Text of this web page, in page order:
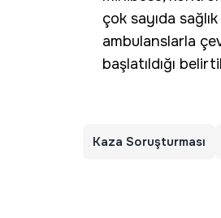
çok sayıda
ambulanslarla
başlatıldığı
Kaza Soruşturması